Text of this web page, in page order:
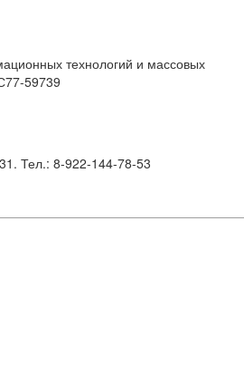
технологий и массовых
59739
Тел.: 8-922-144-78-53